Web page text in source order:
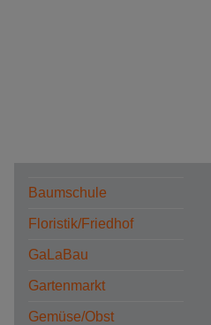
Baumschule
Floristik/Friedhof
GaLaBau
Gartenmarkt
Gemüse/Obst